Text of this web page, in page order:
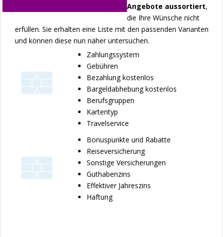
Angebote aussortiert,
die Ihre Wünsche nicht
erfüllen. Sie erhalten eine Liste mit den passenden Varianten
und können diese nun näher untersuchen.
Zahlungssystem
Gebühren
Bezahlung kostenlos
Bargeldabhebung kostenlos
Berufsgruppen
Kartentyp
Travelservice
Bonuspunkte und Rabatte
Reiseversicherung
Sonstige Versicherungen
Guthabenzins
Effektiver Jahreszins
Haftung